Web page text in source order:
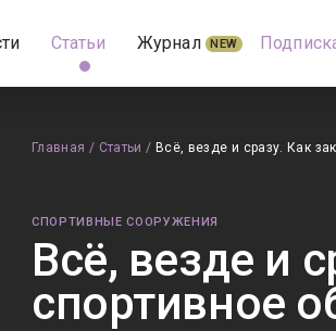
Статьи Журнал NEW
Главная / Статьи / Всё, везде и сразу. Как
СПОРТИВНЫЕ СООРУЖЕНИЯ
Всё, везде и
спортивное